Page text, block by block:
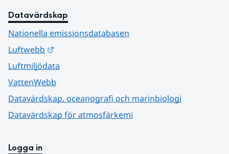
Datavärdskap
Nationella emissionsdatabasen
Luftwebb
Luftmiljödata
VattenWebb
Datavärdskap, oceanografi och marinbiologi
Datavärdskap för atmosfärkemi
Logga in